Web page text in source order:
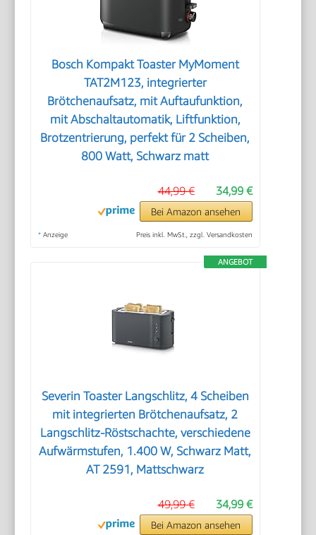
Bosch Kompakt Toaster MyMoment
TAT2M123, integrierter
Brötchenaufsatz, mit Auftaufunktion,
mit Abschaltautomatik, Liftfunktion,
Brotzentrierung, perfekt für 2 Scheiben,
800 Watt, Schwarz matt
34,99 €
44,99 €
Bei Amazon ansehen
* Anzeige Preis inkl. MwSt., zzgl. Versandkosten
ANGEBOT
Severin Toaster Langschlitz, 4 Scheiben
mit integrierten Brötchenaufsatz, 2
Langschlitz-Röstschachte, verschiedene
Aufwärmstufen, 1.400 W, Schwarz Matt,
AT 2591, Mattschwarz
34,99 €
49,99 €
Bei Amazon ansehen